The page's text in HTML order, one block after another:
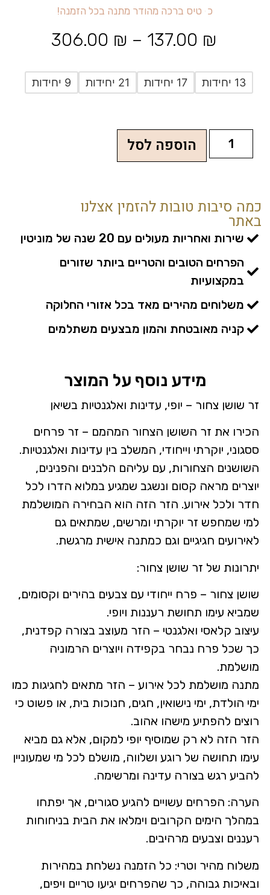
כ ר טיס ברכה מהודר מתנה בכל הזמנה!
137.00 ₪
–
306.00 ₪
13 יחידות 17 יחידות 21 יחידות 9 יחידות
הוספה לסל
כמה סיבות טובות להזמין אצלנו
באתר
שירות ואחריות מעולים עם 20 שנה של מוניטין
הפרחים הטובים והטריים ביותר שזורים
במקצועיות
משלוחים מהירים מאד בכל אזורי החלוקה
קניה מאובטחת והמון מבצעים משתלמים
מידע נוסף על המוצר
זר שושן צחור – יופי, עדינות ואלגנטיות בשיאן
הכירו את זר השושן הצחור המהמם – זר פרחים
ססגוני, יוקרתי וייחודי, המשלב בין עדינות ואלגנטיות.
השושנים הצחורות, עם עליהם הלבנים והפנינים,
יוצרים מראה קסום ונשגב שמגיע במלוא הדרו לכל
חדר ולכל אירוע. הזר הזה הוא הבחירה המושלמת
למי שמחפש זר יוקרתי ומרשים, שמתאים גם
לאירועים חגיגיים וגם כמתנה אישית מרגשת.
יתרונות של זר שושן צחור:
שושן צחור – פרח ייחודי עם צבעים בהירים וקסומים,
שמביא עימו תחושת רעננות ויופי.
עיצוב קלאסי ואלגנטי – הזר מעוצב בצורה קפדנית,
כך שכל פרח נבחר בקפידה ויוצרים הרמוניה
מושלמת.
מתנה מושלמת לכל אירוע – הזר מתאים לחגיגות כמו
ימי הולדת, ימי נישואין, חגים, חנוכות בית, או פשוט כי
רוצים להפתיע מישהו אהוב.
הזר הזה לא רק שמוסיף יופי למקום, אלא גם מביא
עימו תחושה של רוגע ושלווה, מושלם לכל מי שמעוניין
להביע רגש בצורה עדינה ומרשימה.
הערה: הפרחים עשויים להגיע סגורים, אך יפתחו
במהלך הימים הקרובים וימלאו את הבית בניחוחות
רעננים וצבעים מרהיבים.
משלוח מהיר וטרי: כל הזמנה נשלחת במהירות
ובאיכות גבוהה, כך שהפרחים יגיעו טריים ויפים,